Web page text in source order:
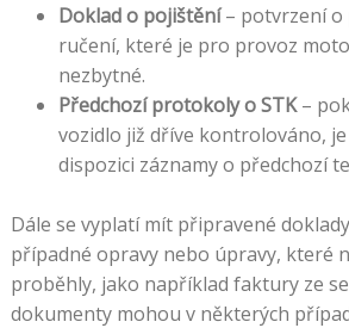
Doklad o pojištění– potvrzení o
ručení, které je pro provoz
nezbytné.
Předchozí protokoly o STK–
vozidlo již dříve kontrolováno,
dispozici záznamy o předchozí
Dále se vyplatí mít připravené
případné opravy nebo úpravy, které
proběhly, jako například faktury ze
dokumenty mohou v některých